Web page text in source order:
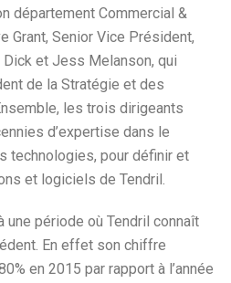
département Commercial &
Grant, Senior Vice Président,
et Jess Melanson, qui
de la Stratégie et des
les trois dirigeants
d’expertise dans le
technologies, pour définir et
et logiciels de Tendril.
une période où Tendril connaît
En effet son chiffre
en 2015 par rapport à l’année